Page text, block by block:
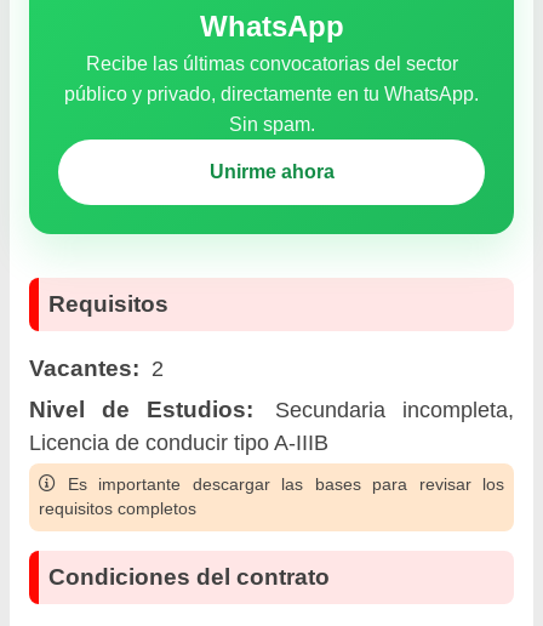
WhatsApp
Recibe las últimas convocatorias del sector
público y privado, directamente en tu WhatsApp.
Sin spam.
Unirme ahora
Requisitos
Vacantes: 2
Nivel de Estudios:
Secundaria incompleta,
Licencia de conducir tipo A-IIIB
Es importante descargar las bases para revisar los
requisitos completos
Condiciones del contrato